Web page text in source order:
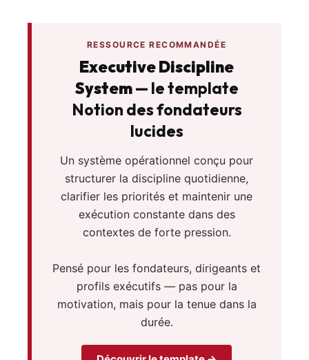
RESSOURCE RECOMMANDÉE
Executive Discipline
System— le template
Notion des fondateurs
lucides
Un système opérationnel conçu pour
structurer la discipline quotidienne,
clarifier les priorités et maintenir une
exécution constante dans des
contextes de forte pression.
Pensé pour les fondateurs, dirigeants et
profils exécutifs — pas pour la
motivation, mais pour la tenue dans la
durée.